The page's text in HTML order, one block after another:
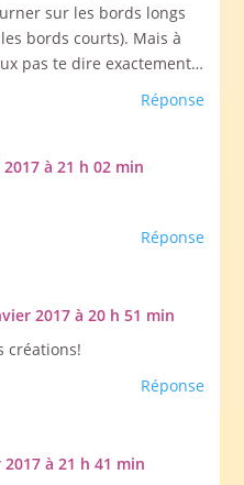
sur les bords longs
bords courts). Mais à
pas te dire exactement…
Réponse
à 21 h 02 min
Réponse
2017 à 20 h 51 min
créations!
Réponse
à 21 h 41 min